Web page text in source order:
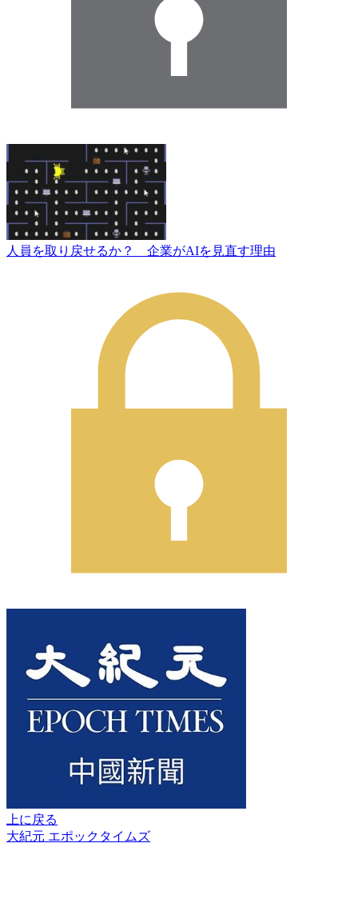
人員を取り戻せるか？ 企業がAIを見直す理由
上に戻る
大紀元 エポックタイムズ